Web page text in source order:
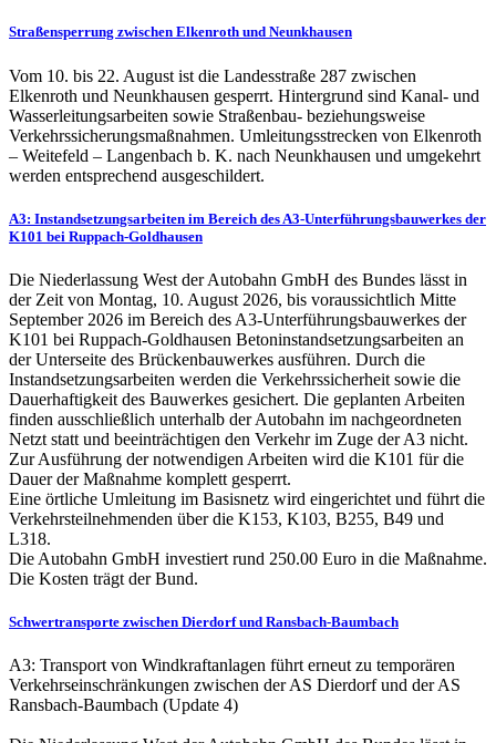
Straßensperrung zwischen Elkenroth und Neunkhausen
Vom 10. bis 22. August ist die Landesstraße 287 zwischen
Elkenroth und Neunkhausen gesperrt. Hintergrund sind Kanal- und
Wasserleitungsarbeiten sowie Straßenbau- beziehungsweise
Verkehrssicherungsmaßnahmen. Umleitungsstrecken von Elkenroth
– Weitefeld – Langenbach b. K. nach Neunkhausen und umgekehrt
werden entsprechend ausgeschildert.
A3: Instandsetzungsarbeiten im Bereich des A3-Unterführungsbauwerkes der
K101 bei Ruppach-Goldhausen
Die Niederlassung West der Autobahn GmbH des Bundes lässt in
der Zeit von Montag, 10. August 2026, bis voraussichtlich Mitte
September 2026 im Bereich des A3-Unterführungsbauwerkes der
K101 bei Ruppach-Goldhausen Betoninstandsetzungsarbeiten an
der Unterseite des Brückenbauwerkes ausführen. Durch die
Instandsetzungsarbeiten werden die Verkehrssicherheit sowie die
Dauerhaftigkeit des Bauwerkes gesichert. Die geplanten Arbeiten
finden ausschließlich unterhalb der Autobahn im nachgeordneten
Netzt statt und beeinträchtigen den Verkehr im Zuge der A3 nicht.
Zur Ausführung der notwendigen Arbeiten wird die K101 für die
Dauer der Maßnahme komplett gesperrt.
Eine örtliche Umleitung im Basisnetz wird eingerichtet und führt die
Verkehrsteilnehmenden über die K153, K103, B255, B49 und
L318.
Die Autobahn GmbH investiert rund 250.00 Euro in die Maßnahme.
Die Kosten trägt der Bund.
Schwertransporte zwischen Dierdorf und Ransbach-Baumbach
A3: Transport von Windkraftanlagen führt erneut zu temporären
Verkehrseinschränkungen zwischen der AS Dierdorf und der AS
Ransbach-Baumbach (Update 4)